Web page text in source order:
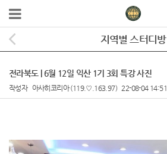
지역별 스터디방
전라북도 | 6월 12일 익산 1기 3회 특강 사진
작성자 아사히코리아(119.♡.163.97) 22-08-04 14:51
본문